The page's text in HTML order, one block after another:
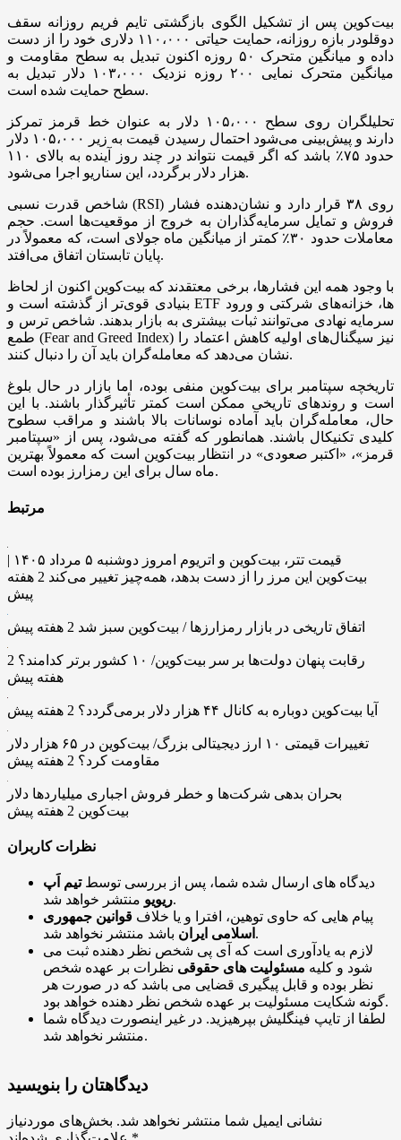
بیت‌کوین پس از تشکیل الگوی بازگشتی تایم فریم روزانه سقف
دوقلودر بازه روزانه، حمایت حیاتی ۱۱۰،۰۰۰ دلاری خود را از دست
داده و میانگین متحرک ۵۰ روزه اکنون تبدیل به سطح مقاومت و
میانگین متحرک نمایی ۲۰۰ روزه نزدیک ۱۰۳،۰۰۰ دلار تبدیل به
سطح حمایت شده است.
تحلیلگران روی سطح ۱۰۵،۰۰۰ دلار به عنوان خط قرمز تمرکز
دارند و پیش‌بینی می‌شود احتمال رسیدن قیمت به زیر ۱۰۵،۰۰۰ دلار
حدود ۷۵٪ باشد که اگر قیمت نتواند در چند روز آینده به بالای ۱۱۰
هزار دلار برگردد، این سناریو اجرا می‌شود.
شاخص قدرت نسبی (RSI) روی ۳۸ قرار دارد و نشان‌دهنده فشار
فروش و تمایل سرمایه‌گذاران به خروج از موقعیت‌ها است. حجم
معاملات حدود ۳۰٪ کمتر از میانگین ماه جولای است، که معمولاً در
پایان تابستان اتفاق می‌افتد.
با وجود همه این فشارها، برخی معتقدند که بیت‌کوین اکنون از لحاظ
بنیادی قوی‌تر از گذشته است و ETF ها، خزانه‌های شرکتی و ورود
سرمایه نهادی می‌توانند ثبات بیشتری به بازار بدهند. شاخص ترس و
طمع (Fear and Greed Index) نیز سیگنال‌های اولیه کاهش اعتماد را
نشان می‌دهد که معامله‌گران باید آن را دنبال کنند.
تاریخچه سپتامبر برای بیت‌کوین منفی بوده، اما بازار در حال بلوغ
است و روند‌های تاریخی ممکن است کمتر تأثیرگذار باشند. با این
حال، معامله‌گران باید آماده نوسانات بالا باشند و مراقب سطوح
کلیدی تکنیکال باشند. همانطور که گفته می‌شود، پس از «سپتامبر
قرمز»، «اکتبر صعودی» در انتظار بیت‌کوین است که معمولاً بهترین
ماه سال برای این رمزارز بوده است.
مرتبط
قیمت تتر، بیت‌کوین و اتریوم امروز دوشنبه ۵ مرداد ۱۴۰۵ |
بیت‌کوین این مرز را از دست بدهد، همه‌چیز تغییر می‌کند
2 هفته
پیش
اتفاق تاریخی در بازار رمزارزها / بیت‌کوین سبز شد 2 هفته پیش
رقابت پنهان دولت‌ها بر سر بیت‌کوین/ ۱۰ کشور برتر کدامند؟
2
هفته پیش
آیا بیت‌کوین دوباره به کانال ۴۴ هزار دلار برمی‌گردد؟ 2 هفته پیش
تغییرات قیمتی ۱۰ ارز دیجیتالی بزرگ/ بیت‌کوین در ۶۵ هزار دلار
مقاومت کرد؟ 2 هفته پیش
بحران بدهی شرکت‌ها و خطر فروش اجباری میلیاردها دلار
بیت‌کوین 2 هفته پیش
نظرات کاربران
دیدگاه های ارسال شده شما، پس از بررسی توسطتیم اَپ
ریویومنتشر خواهد شد.
پیام هایی که حاوی توهین، افترا و یا خلاف قوانین جمهوری
اسلامی ایران باشد منتشر نخواهد شد.
لازم به یادآوری است که آی پی شخص نظر دهنده ثبت می
شود و کلیه مسئولیت های حقوقی نظرات بر عهده شخص
نظر بوده و قابل پیگیری قضایی می باشد که در صورت هر
گونه شکایت مسئولیت بر عهده شخص نظر دهنده خواهد بود.
لطفا از تایپ فینگلیش بپرهیزید. در غیر اینصورت دیدگاه شما
منتشر نخواهد شد.
دیدگاهتان را بنویسید
نشانی ایمیل شما منتشر نخواهد شد. بخش‌های موردنیاز